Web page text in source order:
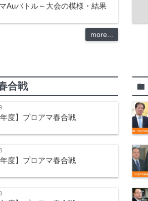
Auバトル～大会の模様・結果
more...
合戦
年度】プロアマ春合戦
年度】プロアマ春合戦
folder